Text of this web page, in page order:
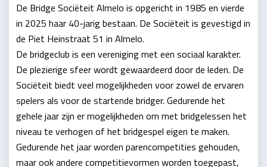
De Bridge Sociëteit Almelo is opgericht in 1985 en vierde
in 2025 haar 40-jarig bestaan. De Sociëteit is gevestigd in
de Piet Heinstraat 51 in Almelo.
De bridgeclub is een vereniging met een sociaal karakter.
De plezierige sfeer wordt gewaardeerd door de leden. De
Sociëteit biedt veel mogelijkheden voor zowel de ervaren
spelers als voor de startende bridger. Gedurende het
gehele jaar zijn er mogelijkheden om met bridgelessen het
niveau te verhogen of het bridgespel eigen te maken.
Gedurende het jaar worden parencompetities gehouden,
maar ook andere competitievormen worden toegepast,